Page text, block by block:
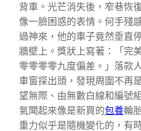
背車。光芒消失後，窄巷恢
像一臉困惑的表情。何手殘
過神來，他的車子竟然垂直
牆壁上。獎狀上寫著：「完
零零零零九度偏差。」落款
車窗探出頭，發現周圍不再
望無際、由無數白線和編號
氣聞起來像是新買的包養輪
重力似乎是隨機變化的，有